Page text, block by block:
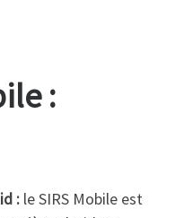
:
: le SIRS Mobile est